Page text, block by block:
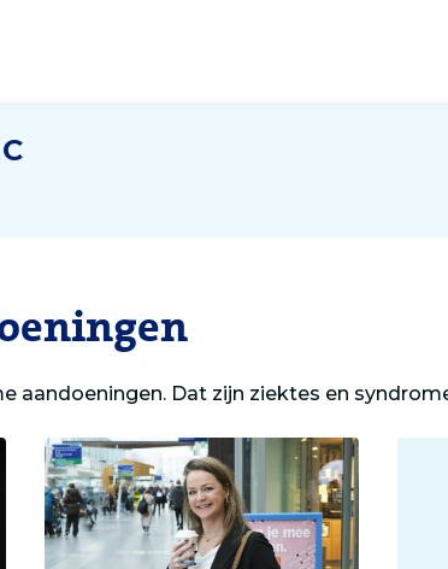
aandoeningen. Dat zijn ziektes en